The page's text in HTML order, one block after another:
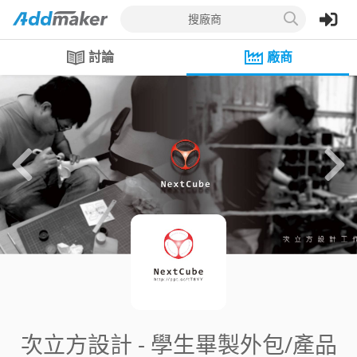
搜廠商
討論 廠商
次立方設計 - 學生畢製外包/產品